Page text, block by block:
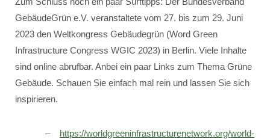
GebäudeGrün e.V. veranstaltete vom 27. bis zum 29. Juni
2023 den Weltkongress Gebäudegrün (Word Green
Infrastructure Congress WGIC 2023) in Berlin. Viele Inhalte
sind online abrufbar. Anbei ein paar Links zum Thema Grüne
Gebäude. Schauen Sie einfach mal rein und lassen Sie sich
inspirieren.
https://worldgreeninfrastructurenetwork.org/world-